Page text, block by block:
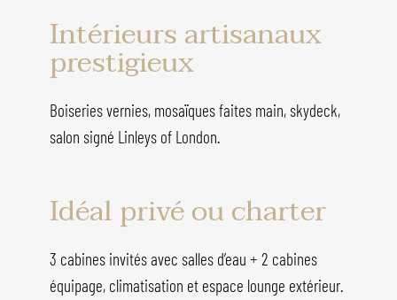
Intérieurs artisanaux
prestigieux
Boiseries vernies, mosaïques faites main, skydeck,
salon signé Linleys of London.
Idéal privé ou charter
3 cabines invités avec salles d’eau + 2 cabines
équipage, climatisation et espace lounge extérieur.